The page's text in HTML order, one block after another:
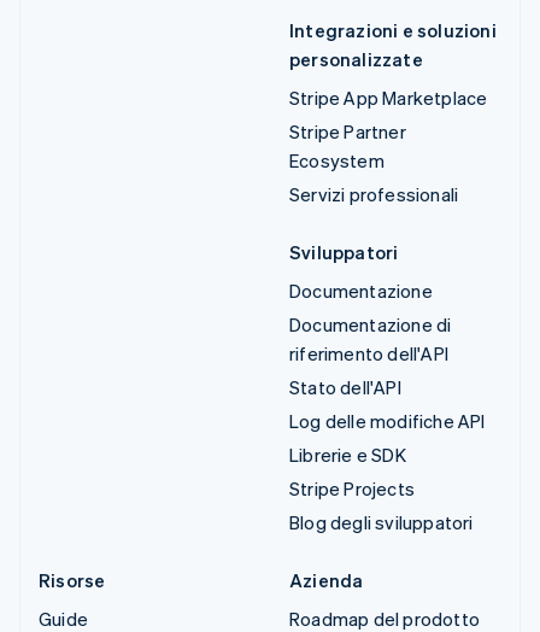
Integrazioni e soluzioni
personalizzate
Stripe App Marketplace
Stripe Partner
Ecosystem
Servizi professionali
Sviluppatori
Documentazione
Documentazione di
riferimento dell'API
Stato dell'API
Log delle modifiche API
Librerie e SDK
Stripe Projects
Blog degli sviluppatori
Risorse
Guide
Azienda
Roadmap del prodotto